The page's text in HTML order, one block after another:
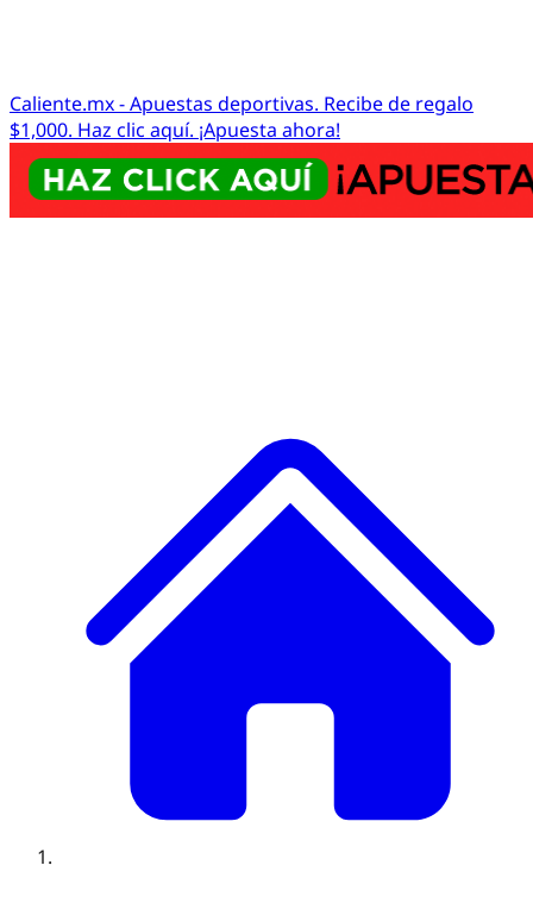
Caliente.mx - Apuestas deportivas. Recibe de regalo
$1,000. Haz clic aquí. ¡Apuesta ahora!